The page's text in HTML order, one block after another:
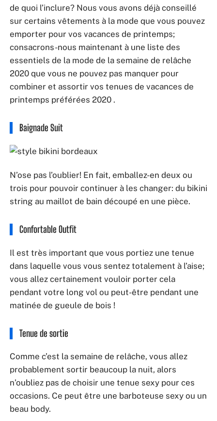
de quoi l’inclure? Nous vous avons déjà conseillé
sur certains vêtements à la mode que vous pouvez
emporter pour vos vacances de printemps;
consacrons-nous maintenant à une liste des
essentiels de la mode de la semaine de relâche
2020 que vous ne pouvez pas manquer pour
combiner et assortir vos tenues de vacances de
printemps préférées 2020 .
Baignade Suit
N’ose pas l’oublier! En fait, emballez-en deux ou
trois pour pouvoir continuer à les changer: du bikini
string au maillot de bain découpé en une pièce.
Confortable Outfit
Il est très important que vous portiez une tenue
dans laquelle vous vous sentez totalement à l’aise;
vous allez certainement vouloir porter cela
pendant votre long vol ou peut-être pendant une
matinée de gueule de bois !
Tenue de sortie
Comme c’est la semaine de relâche, vous allez
probablement sortir beaucoup la nuit, alors
n’oubliez pas de choisir une tenue sexy pour ces
occasions. Ce peut être une barboteuse sexy ou un
beau body.